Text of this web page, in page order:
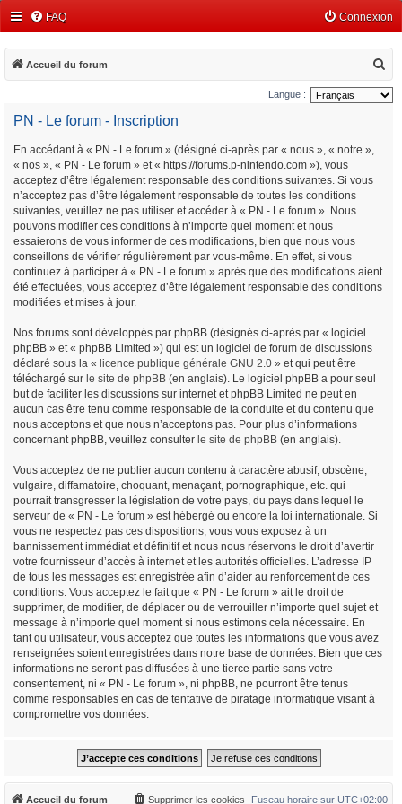
FAQ Connexion
Accueil du forum
e
c
Langue :
PN - Le forum - Inscription
En accédant à « PN - Le forum » (désigné ci-après par « nous », « notre »,
« nos », « PN - Le forum » et « https://forums.p-nintendo.com »), vous
acceptez d’être légalement responsable des conditions suivantes. Si vous
n’acceptez pas d’être légalement responsable de toutes les conditions
suivantes, veuillez ne pas utiliser et accéder à « PN - Le forum ». Nous
pouvons modifier ces conditions à n’importe quel moment et nous
essaierons de vous informer de ces modifications, bien que nous vous
conseillons de vérifier régulièrement par vous-même. En effet, si vous
continuez à participer à « PN - Le forum » après que des modifications aient
été effectuées, vous acceptez d’être légalement responsable des conditions
modifiées et mises à jour.
Nos forums sont développés par phpBB (désignés ci-après par « logiciel
phpBB » et « phpBB Limited ») qui est un logiciel de forum de discussions
déclaré sous la « licence publique générale GNU 2.0 » et qui peut être
téléchargé sur le site de phpBB (en anglais). Le logiciel phpBB a pour seul
but de faciliter les discussions sur internet et phpBB Limited ne peut en
aucun cas être tenu comme responsable de la conduite et du contenu que
nous acceptons et que nous n’acceptons pas. Pour plus d’informations
concernant phpBB, veuillez consulter le site de phpBB (en anglais).
Vous acceptez de ne publier aucun contenu à caractère abusif, obscène,
vulgaire, diffamatoire, choquant, menaçant, pornographique, etc. qui
pourrait transgresser la législation de votre pays, du pays dans lequel le
serveur de « PN - Le forum » est hébergé ou encore la loi internationale. Si
vous ne respectez pas ces dispositions, vous vous exposez à un
bannissement immédiat et définitif et nous nous réservons le droit d’avertir
votre fournisseur d’accès à internet et les autorités officielles. L’adresse IP
de tous les messages est enregistrée afin d’aider au renforcement de ces
conditions. Vous acceptez le fait que « PN - Le forum » ait le droit de
supprimer, de modifier, de déplacer ou de verrouiller n’importe quel sujet et
message à n’importe quel moment si nous estimons cela nécessaire. En
tant qu’utilisateur, vous acceptez que toutes les informations que vous avez
renseignées soient enregistrées dans notre base de données. Bien que ces
informations ne seront pas diffusées à une tierce partie sans votre
consentement, ni « PN - Le forum », ni phpBB, ne pourront être tenus
comme responsables en cas de tentative de piratage informatique visant à
compromettre vos données.
Accueil du forum Fuseau horaire sur UTC+02:00
Supprimer les cookies